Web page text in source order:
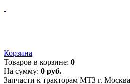
Корзина
Товаров в корзине: 0
На сумму: 0 руб.
Запчасти к тракторам МТЗ г. Москва